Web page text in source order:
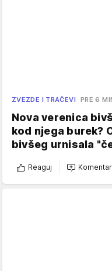
ZVEZDE I TRAČEVI PRE 6
Nova verenica
kod njega burek?
bivšeg urnisala
Reaguj